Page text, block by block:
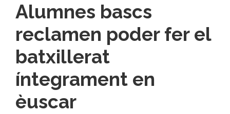
Alumnes bascs
reclamen poder fer el
batxillerat
íntegrament en
èuscar